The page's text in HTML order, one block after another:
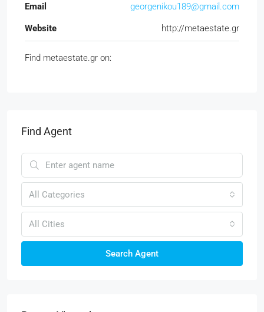
Email georgenikou189@gmail.com
Website http://metaestate.gr
Find metaestate.gr on:
Find Agent
All Categories
All Cities
Search Agent